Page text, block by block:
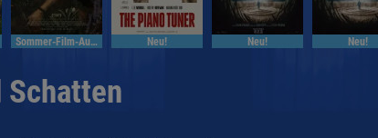
Sommer-Film-Auslese Neu! Neu! Neu!
Schatten